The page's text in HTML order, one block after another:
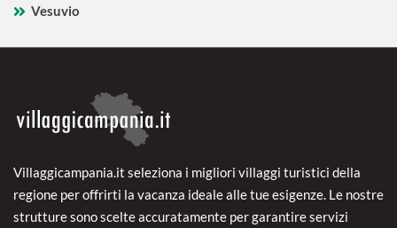
Vesuvio
Villaggicampania.it seleziona i migliori villaggi turistici della
regione per offrirti la vacanza ideale alle tue esigenze. Le nostre
strutture sono scelte accuratamente per garantire servizi